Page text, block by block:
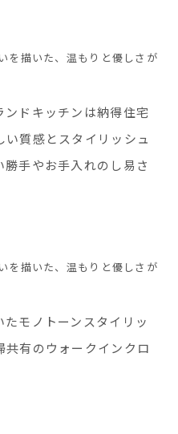
ドキッチンは納得住宅
質感とスタイリッシュ
手やお手入れのし易さ
モノトーンスタイリッ
有のウォークインクロ